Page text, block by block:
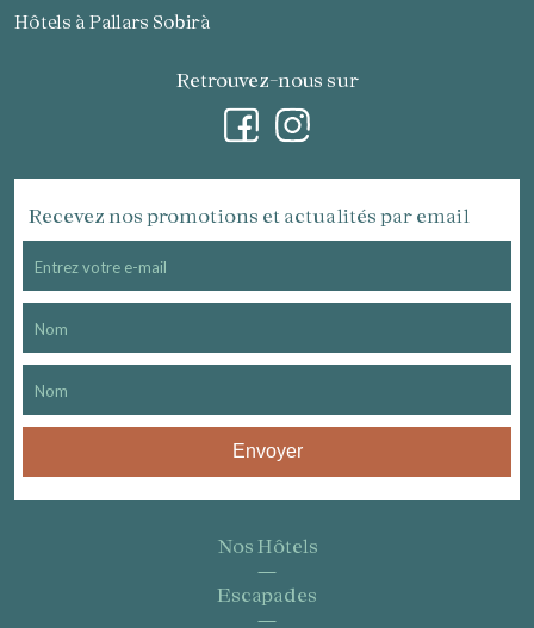
Hôtels à Pallars Sobirà
Retrouvez-nous sur
Recevez nos promotions et actualités par email
Envoyer
Nos Hôtels
Escapades